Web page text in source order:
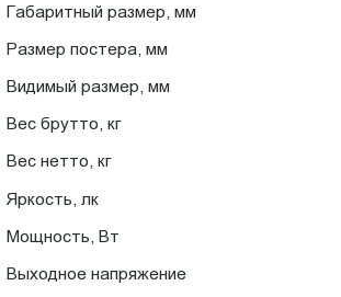
Габаритный размер, мм
Размер постера, мм
Видимый размер, мм
Вес брутто, кг
Вес нетто, кг
Яркость, лк
Мощность, Вт
Выходное напряжение